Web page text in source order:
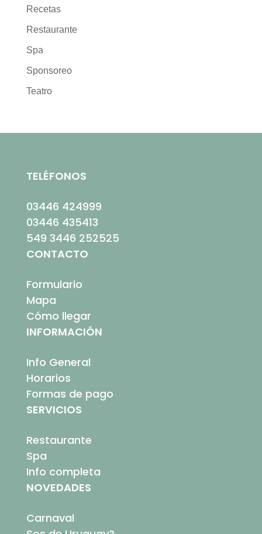
Recetas
Restaurante
Spa
Sponsoreo
Teatro
TELÉFONOS
03446 424999
03446 435413
549 3446 252525
CONTACTO
Formulario
Mapa
Cómo llegar
INFORMACIÓN
Info General
Horarios
Formas de pago
SERVICIOS
Restaurante
Spa
Info completa
NOVEDADES
Carnaval